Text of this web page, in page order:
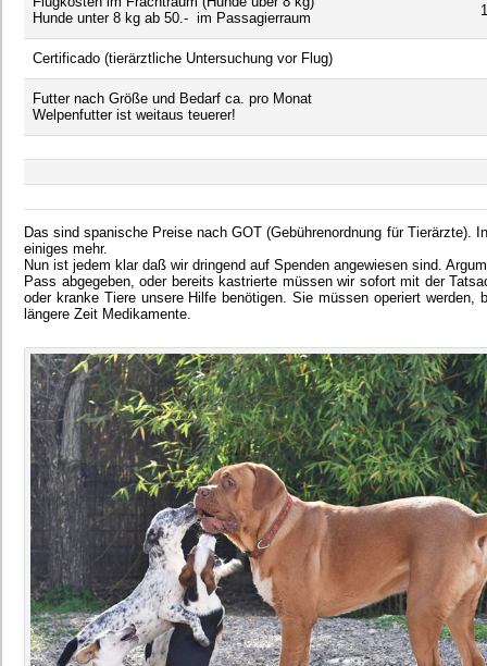
Hunde unter 8 kg ab 50.- im Passagierraum
Certificado (tierärztliche Untersuchung vor Flug)
Futter nach Größe und Bedarf ca. pro Monat
Welpenfutter ist weitaus teuerer!
Das sind spanische Preise nach GOT (Gebührenordnung für Tierärzte).
einiges mehr.
Nun ist jedem klar daß wir dringend auf Spenden angewiesen sind.
Pass abgegeben, oder bereits kastrierte müssen wir sofort mit der
oder kranke Tiere unsere Hilfe benötigen. Sie müssen operiert werden,
längere Zeit Medikamente.